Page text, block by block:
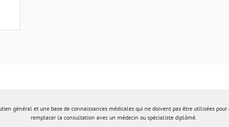
général et une base de connaissances médicales qui ne doivent pas être utilisées
remplacer la consultation avec un médecin ou spécialiste diplômé.